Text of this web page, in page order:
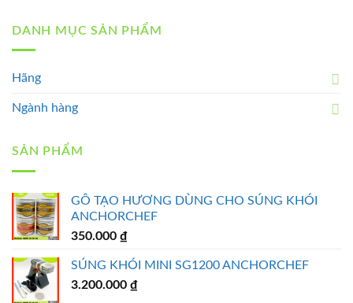
DANH MỤC SẢN PHẨM
Hãng
Ngành hàng
SẢN PHẨM
GỖ TẠO HƯƠNG DÙNG CHO SÚNG KHÓI
ANCHORCHEF
350.000 ₫
SÚNG KHÓI MINI SG1200 ANCHORCHEF
3.200.000 ₫